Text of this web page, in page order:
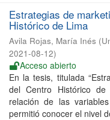
Estrategias de
Histórico de Lima
Avila Rojas, María Inés (
2021-08-12)
Acceso abierto
En la tesis, titulada
del Centro Histórico
relación de las
permitió conocer el nivel